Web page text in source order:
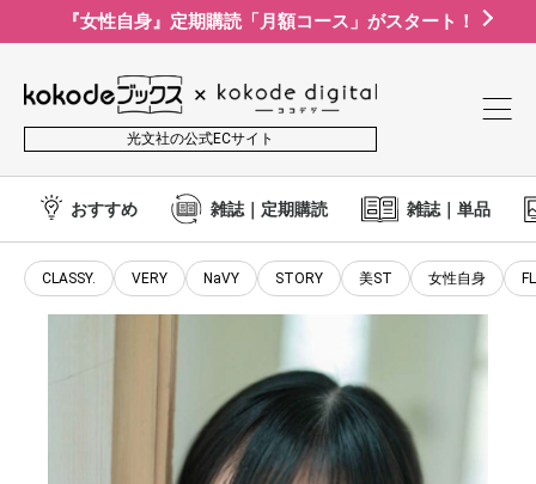
『女性自身』定期購読「月額コース」がスタート！
光文社の公式ECサイト
おすすめ 雑誌｜定期購読 雑誌｜単品
CLASSY. VERY NaVY STORY 美ST 女性自身